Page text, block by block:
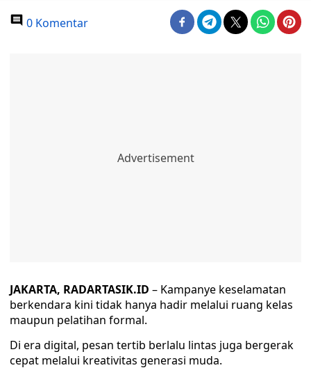
0 Komentar
JAKARTA, RADARTASIK.ID – Kampanye keselamatan
berkendara kini tidak hanya hadir melalui ruang kelas
maupun pelatihan formal.
Di era digital, pesan tertib berlalu lintas juga bergerak
cepat melalui kreativitas generasi muda.